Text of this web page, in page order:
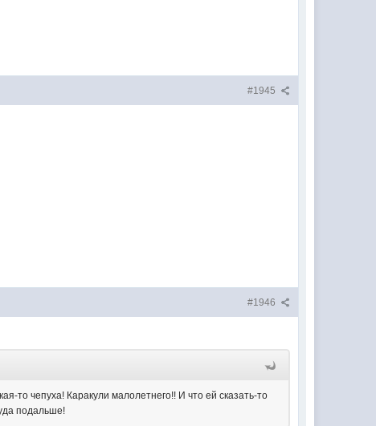
#1945
#1946
то чепуха! Каракули малолетнего!! И что ей сказать-то
подальше!